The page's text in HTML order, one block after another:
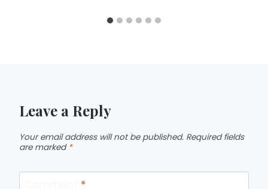
Leave a Reply
Your email address will not be published. Required fields
are marked *
*